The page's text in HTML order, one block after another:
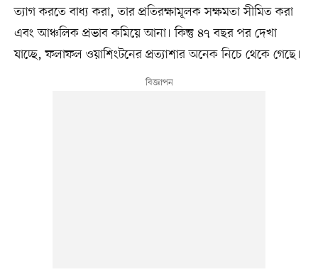
ত্যাগ করতে বাধ্য করা, তার প্রতিরক্ষামূলক সক্ষমতা সীমিত করা
এবং আঞ্চলিক প্রভাব কমিয়ে আনা। কিন্তু ৪৭ বছর পর দেখা
যাচ্ছে, ফলাফল ওয়াশিংটনের প্রত্যাশার অনেক নিচে থেকে গেছে।